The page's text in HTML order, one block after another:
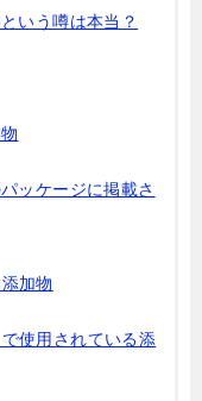
いう噂は本当？
ッケージに掲載さ
加物
使用されている添